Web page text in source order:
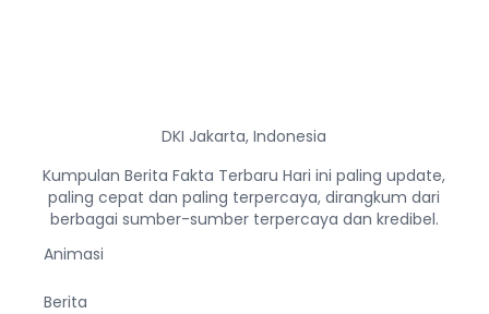
DKI Jakarta, Indonesia
Kumpulan Berita Fakta Terbaru Hari ini paling update,
paling cepat dan paling terpercaya, dirangkum dari
berbagai sumber-sumber terpercaya dan kredibel.
Animasi
Berita